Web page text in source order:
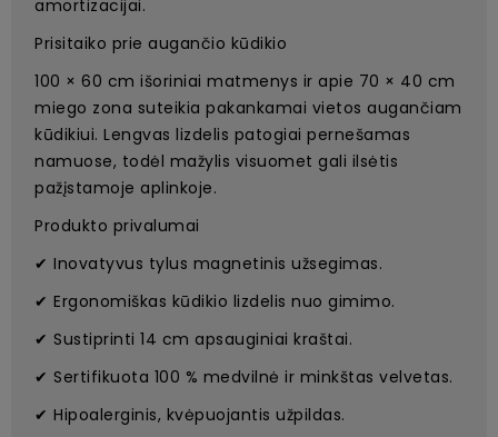
amortizacijai.
Prisitaiko prie augančio kūdikio
100 × 60 cm išoriniai matmenys ir apie 70 × 40 cm
miego zona suteikia pakankamai vietos augančiam
kūdikiui. Lengvas lizdelis patogiai pernešamas
namuose, todėl mažylis visuomet gali ilsėtis
pažįstamoje aplinkoje.
Produkto privalumai
✔ Inovatyvus tylus magnetinis užsegimas.
✔ Ergonomiškas kūdikio lizdelis nuo gimimo.
✔ Sustiprinti 14 cm apsauginiai kraštai.
✔ Sertifikuota 100 % medvilnė ir minkštas velvetas.
✔ Hipoalerginis, kvėpuojantis užpildas.